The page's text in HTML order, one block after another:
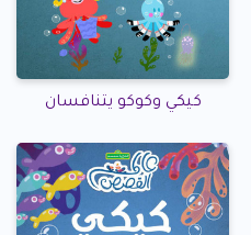
كيكي وكوكو يتنافسان